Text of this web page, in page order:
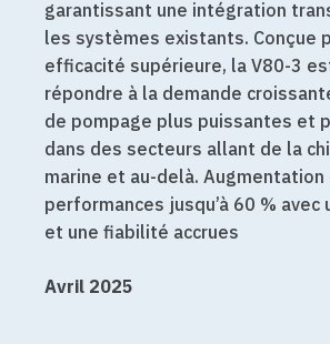
garantissant une intégration
les systèmes existants. Conçue
efficacité supérieure, la V80-3
répondre à la demande
de pompage plus puissantes et
dans des secteurs allant de la
marine et au-delà. Augmentation
performances jusqu’à 60 %
et une fiabilité accrues
Avril 2025